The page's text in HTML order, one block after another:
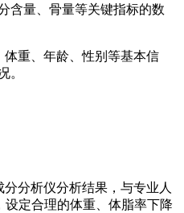
含量、骨量等关键指标的数
重、年龄、性别等基本信
。
分析仪分析结果，与专业人
定合理的体重、体脂率下降